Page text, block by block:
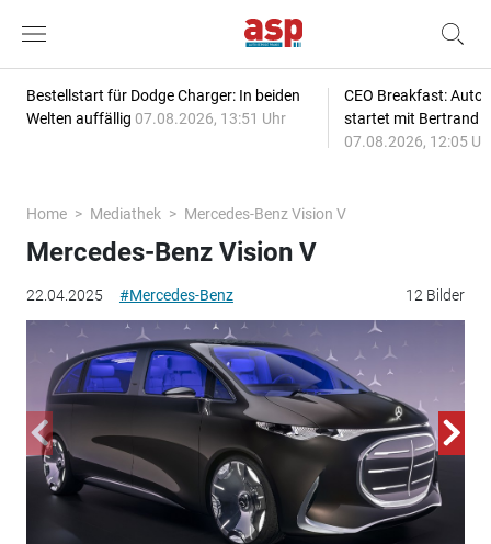
Bestellstart für Dodge Charger: In beiden
Welten auffällig 07.08.2026, 13:51 Uhr
CEO Breakfast:
startet mit Bertrand
07.08.2026, 12:05
Home Mediathek Mercedes-Benz Vision V
22.04.2025 #Mercedes-Benz 12 Bilder
Mercedes-Benz Vision V